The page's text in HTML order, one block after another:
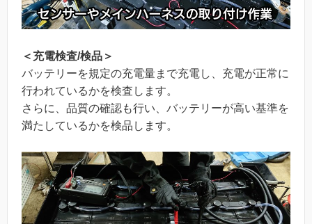
＜充電検査/検品＞
バッテリーを規定の充電量まで充電し、充電が正常に
行われているかを検査します。
さらに、品質の確認も行い、バッテリーが高い基準を
満たしているかを検品します。